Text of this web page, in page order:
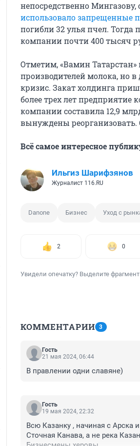
непосредственно
использовало запрещенные
погибли 32 улья пчел. Тогда
компании почти 400 тысяч
Отметим, «Вамин Татарстан»
производителей молока, но
кризис. Закат холдинга
более трех лет предприятие
компании составила 12,9
вынуждены реорганизовать.
Всё самое интересное
Ильгиз Шарифзянов
Журналист 116.RU
Danone Бизнес Уход с
2 0
Увидели опечатку? Выделите
КОММЕНТАРИИ 3
Гость
21 мая 2024, 06:44
В правлении одни славяне)
Гость
19 мая 2024, 22:32
Всю Казанку , начиная с Арска
Сточная Канава, а не река